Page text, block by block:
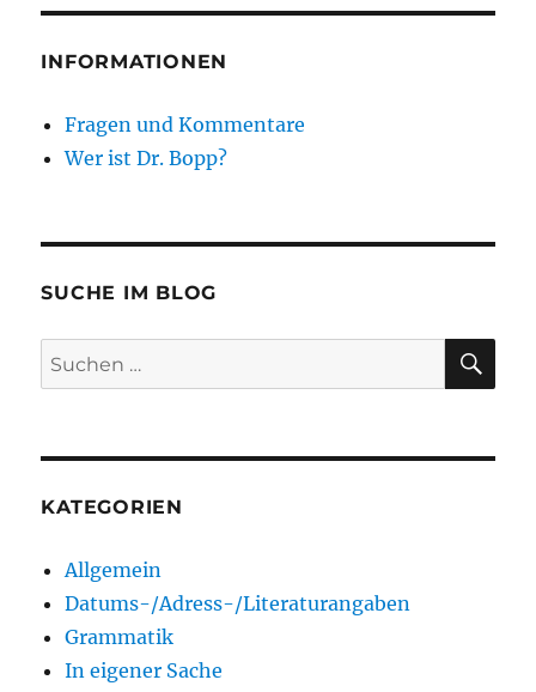
INFORMATIONEN
Fragen und Kommentare
Wer ist Dr. Bopp?
SUCHE IM BLOG
Suchen
nach:
KATEGORIEN
Allgemein
Datums-/Adress-/Literaturangaben
Grammatik
In eigener Sache